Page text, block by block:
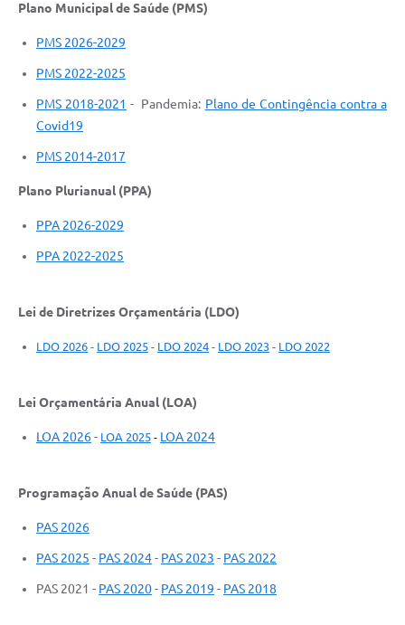
Plano Municipal de Saúde (PMS)
PMS 2026-2029
PMS 2022-2025
PMS 2018-2021 - Pandemia: Plano de Contingência contra a
Covid19
PMS 2014-2017
Plano Plurianual (PPA)
PPA 2026-2029
PPA 2022-2025
Lei de Diretrizes Orçamentária (LDO)
LDO 2026 - LDO 2025 - LDO 2024 - LDO 2023 - LDO 2022
Lei Orçamentária Anual (LOA)
LOA 2026- LOA 2025 - LOA 2024
Programação Anual de Saúde (PAS)
PAS 2026
PAS 2025 - PAS 2024- PAS 2023 - PAS 2022
PAS 2021 - PAS 2020- PAS 2019 - PAS 2018